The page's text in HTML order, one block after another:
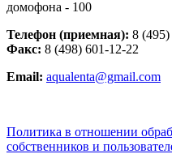
домофона - 100
Телефон (приемная): 8 (495)
Факс: 8 (498) 601-12-22
Email: aqualenta@gmail.com
Политика в отношении
собственников и